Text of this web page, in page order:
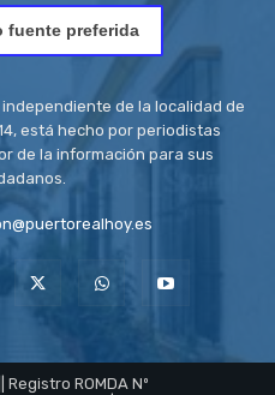
fuente preferida
de la localidad de
está hecho por periodistas
de la información para sus
ROMDA Nº